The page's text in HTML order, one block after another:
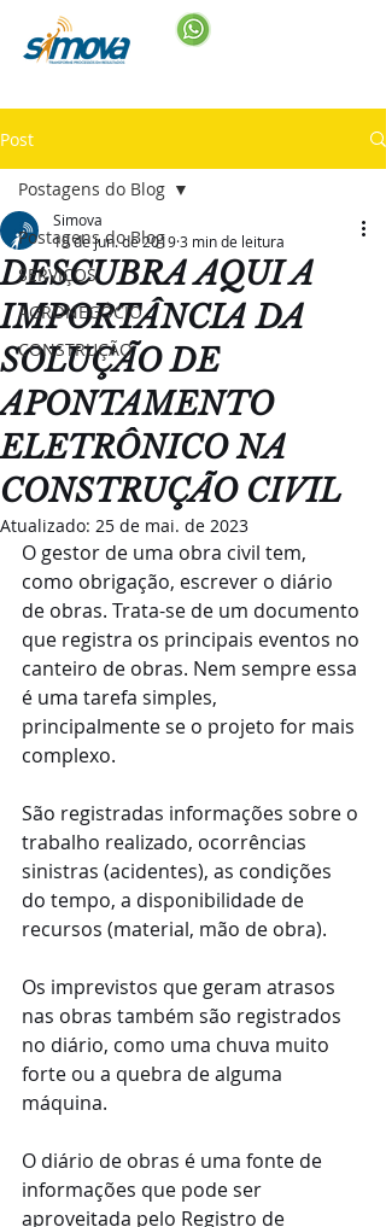
Post
Postagens do Blog
SERVIÇOS
AGRONEGÓCIO
CONSTRUÇÃO
Postagens do Blog
DESCUBRA AQUI A
IMPORTÂNCIA DA
SOLUÇÃO DE
APONTAMENTO
ELETRÔNICO NA
CONSTRUÇÃO CIVIL
Simova
19 de jun. de 20193 min de leitura
Atualizado: 25 de mai. de 2023
O gestor de uma obra civil tem,
como obrigação, escrever o diário
de obras. Trata-se de um documento
que registra os principais eventos no
canteiro de obras. Nem sempre essa
é uma tarefa simples,
principalmente se o projeto for mais
complexo.
São registradas informações sobre o
trabalho realizado, ocorrências
sinistras (acidentes), as condições
do tempo, a disponibilidade de
recursos (material, mão de obra).
Os imprevistos que geram atrasos
nas obras também são registrados
no diário, como uma chuva muito
forte ou a quebra de alguma
máquina.
O diário de obras é uma fonte de
informações que pode ser
aproveitada pelo Registro de